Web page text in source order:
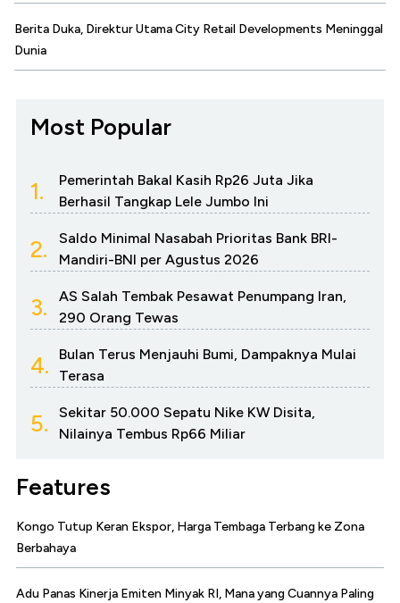
Berita Duka, Direktur Utama City Retail Developments Meninggal
Dunia
Most Popular
1.
Pemerintah Bakal Kasih Rp26 Juta Jika
Berhasil Tangkap Lele Jumbo Ini
2.
Saldo Minimal Nasabah Prioritas Bank BRI-
Mandiri-BNI per Agustus 2026
3.
AS Salah Tembak Pesawat Penumpang Iran,
290 Orang Tewas
4.
Bulan Terus Menjauhi Bumi, Dampaknya Mulai
Terasa
5.
Sekitar 50.000 Sepatu Nike KW Disita,
Nilainya Tembus Rp66 Miliar
Features
Kongo Tutup Keran Ekspor, Harga Tembaga Terbang ke Zona
Berbahaya
Adu Panas Kinerja Emiten Minyak RI, Mana yang Cuannya Paling